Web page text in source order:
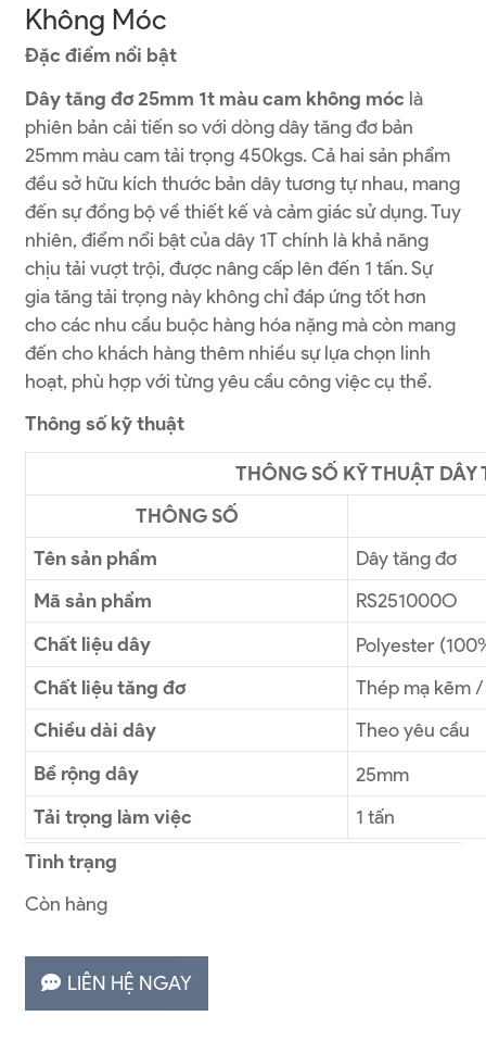
Không Móc
Đặc điểm nổi bật
Dây tăng đơ 25mm 1t màu cam không móc là
phiên bản cải tiến so với dòng dây tăng đơ bản
25mm màu cam tải trọng 450kgs. Cả hai sản phẩm
đều sở hữu kích thước bản dây tương tự nhau, mang
đến sự đồng bộ về thiết kế và cảm giác sử dụng. Tuy
nhiên, điểm nổi bật của dây 1T chính là khả năng
chịu tải vượt trội, được nâng cấp lên đến 1 tấn. Sự
gia tăng tải trọng này không chỉ đáp ứng tốt hơn
cho các nhu cầu buộc hàng hóa nặng mà còn mang
đến cho khách hàng thêm nhiều sự lựa chọn linh
hoạt, phù hợp với từng yêu cầu công việc cụ thể.
Thông số kỹ thuật
THÔNG SỐ KỸ THUẬT
THÔNG SỐ
Tên sản phẩm
Dây tăng đơ
Mã sản phẩm
RS251000O
Chất liệu dây
Polyester
Chất liệu tăng đơ
Thép mạ kẽm
Chiều dài dây
Theo yêu cầu
Bề rộng dây
25mm
Tải trọng làm việc
1 tấn
Tình trạng
Còn hàng
LIÊN HỆ NGAY